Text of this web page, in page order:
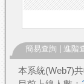
簡易查詢 進階
本系統(Web7)